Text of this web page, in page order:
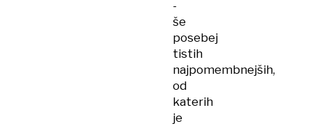
-
še
posebej
tistih
najpomembnejših,
od
katerih
je